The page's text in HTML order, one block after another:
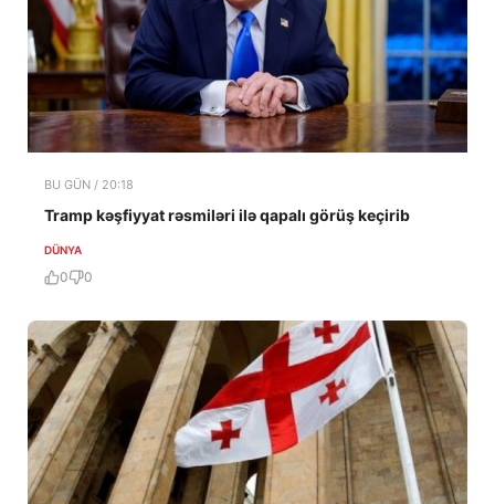
BU GÜN / 20:18
Tramp kəşfiyyat rəsmiləri ilə qapalı görüş keçirib
DÜNYA
0 0